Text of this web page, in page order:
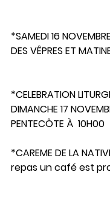
*SAMEDI 16
DES VÊPRES ET
*CELEBRATION
DIMANCHE 17
PENTECÔTE À  10H00
*CAREME DE LA
repas un café est